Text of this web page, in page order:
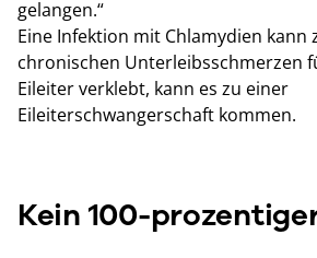
gelangen.“
Eine Infektion mit Chlamydien kann
chronischen Unterleibsschmerzen
Eileiter verklebt, kann es zu einer
Eileiterschwangerschaft kommen.
Kein 100-